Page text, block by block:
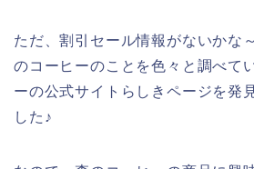
ただ、割引セール情報がないかな
のコーヒーのことを色々と調べて
ーの公式サイトらしきページを発
した♪